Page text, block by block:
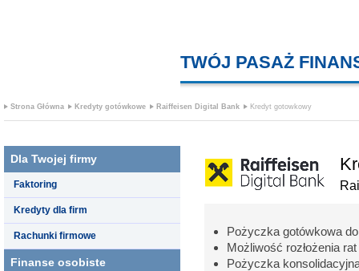
TWÓJ PASAŻ
Strona Główna Kredyty gotówkowe Raiffeisen Digital Bank Kredyt gotowkowy
Dla Twojej firmy
Faktoring
Kredyty dla firm
Rachunki firmowe
Finanse osobiste
Pożyczka gotówkowa do
Możliwość rozłożenia
Pożyczka